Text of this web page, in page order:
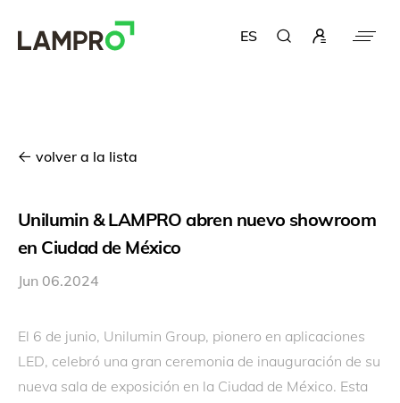
ES
volver a la lista
Unilumin & LAMPRO abren nuevo showroom
en Ciudad de México
Jun 06.2024
El 6 de junio, Unilumin Group, pionero en aplicaciones
LED, celebró una gran ceremonia de inauguración de su
nueva sala de exposición en la Ciudad de México. Esta